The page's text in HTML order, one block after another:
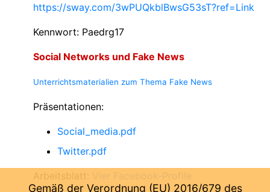
https://sway.com/3wPUQkblBwsG53sT?ref=Link
Kennwort: Paedrg17
Social Networks und Fake News
Unterrichtsmaterialien zum Thema Fake News
Präsentationen:
Social_media.pdf
Twitter.pdf
Arbeitsblatt: Vier Facebook-Profile
Gemäß der Verordnung (EU) 2016/679 des